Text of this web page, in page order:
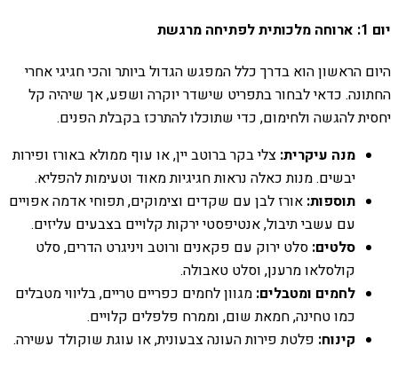
יום 1: ארוחה מלכותית לפתיחה מרגשת
היום הראשון הוא בדרך כלל המפגש הגדול ביותר והכי חגיגי אחרי
החתונה. כדאי לבחור בתפריט שישדר יוקרה ושפע, אך שיהיה קל
יחסית להגשה ולחימום, כדי שתוכלו להתרכז בקבלת הפנים.
מנה עיקרית: צלי בקר ברוטב יין, או עוף ממולא באורז ופירות
יבשים. מנות כאלה נראות חגיגיות מאוד וטעימות להפליא.
תוספות: אורז לבן עם שקדים וצימוקים, תפוחי אדמה אפויים
עם עשבי תיבול, אנטיפסטי ירקות קלויים בצבעים עליזים.
סלטים: סלט ירוק עם פקאנים ורוטב ויניגרט הדרים, סלט
קולסלאו מרענן, וסלט טאבולה.
לחמים ומטבלים: מגוון לחמים כפריים טריים, בליווי מטבלים
כמו טחינה, חמאת שום, וממרח פלפלים קלויים.
קינוח: פלטת פירות העונה צבעונית, או עוגת שוקולד עשירה.